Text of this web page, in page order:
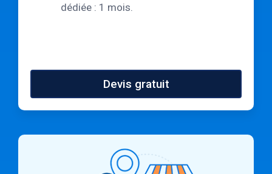
dédiée : 1 mois.
Devis gratuit